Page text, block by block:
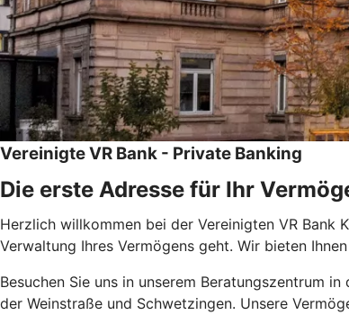
Vereinigte VR Bank - Private Banking
Die erste Adresse für Ihr
Herzlich willkommen bei der Vereinigten VR Bank
Verwaltung Ihres Vermögens geht. Wir bieten
Besuchen Sie uns in unserem Beratungszentrum
der Weinstraße und Schwetzingen. Unsere